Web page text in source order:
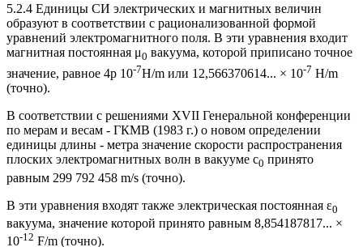
5.2.4 Единицы СИ электрических и магнитных величин
образуют в соответствии с рационализованной формой
уравнений электромагнитного поля. В эти уравнения входит
магнитная постоянная μ0 вакуума, которой приписано точное
значение, равное 4p 10-7Н/m или 12,566370614... × 10-7 Н/m
(точно).
В соответствии с решениями XVII Генеральной конференции
по мерам и весам - ГКМВ (1983 г.) о новом определении
единицы длины - метра значение скорости распространения
плоских электромагнитных волн в вакууме c0 принято
равным 299 792 458 m/s (точно).
В эти уравнения входят также электрическая постоянная ε0
вакуума, значение которой принято равным 8,854187817... ×
10-12 F/m (точно).